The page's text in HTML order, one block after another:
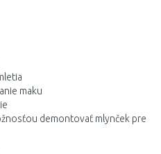
maku
demontovať mlynček pre